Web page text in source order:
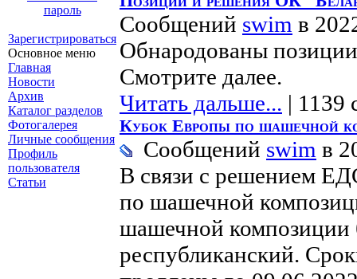
пароль
Зарегистрироваться
Основное меню
Главная
Новости
Архив
Каталог разделов
Фотогалерея
Личные сообщения
Профиль
пользователя
Статьи
Сообщений swim в
Обнародованы
Смотрите далее.
Читать дальше... | 1139
Кубок Европы по шашечной
Сообщений swim в
В связи с решением
по шашечной
шашечной композиции
республиканский.